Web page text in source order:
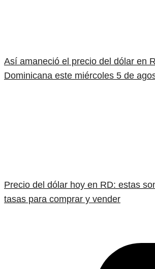
Así amaneció el precio del dólar en
Dominicana este miércoles 5 de
Precio del dólar hoy en RD: estas
tasas para comprar y vender